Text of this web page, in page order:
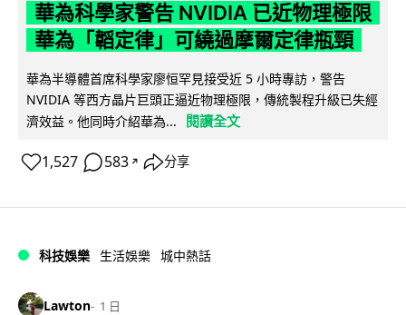
華為科學家警告 NVIDIA 已近物理極限
華為「韜定律」可繞過摩爾定律瓶頸
華為半導體首席科學家廖恒罕見接受近 5 小時專訪，警告
NVIDIA 等西方晶片巨頭正逼近物理極限，傳統製程升級已失經
濟效益。他同時介紹華為...
閱讀全文
1,527 583 ↗ 分享
科技娛樂 生活娛樂 城中熱話
Lawton 1 日